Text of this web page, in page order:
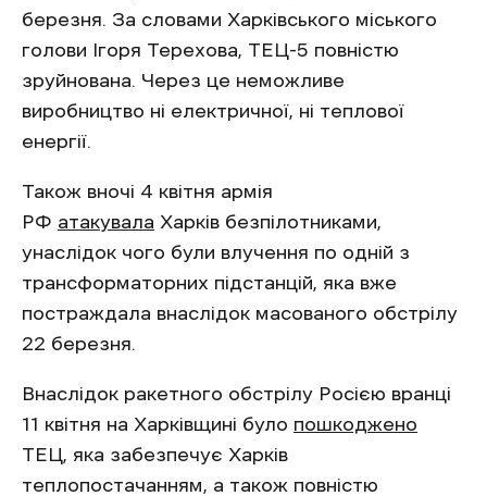
березня. За словами Харківського міського
голови Ігоря Терехова, ТЕЦ-5 повністю
зруйнована. Через це неможливе
виробництво ні електричної, ні теплової
енергії.
Також вночі 4 квітня армія
РФ атакувала Харків безпілотниками,
унаслідок чого були влучення по одній з
трансформаторних підстанцій, яка вже
постраждала внаслідок масованого обстрілу
22 березня.
Внаслідок ракетного обстрілу Росією вранці
11 квітня на Харківщині було пошкоджено
ТЕЦ, яка забезпечує Харків
теплопостачанням, а також повністю